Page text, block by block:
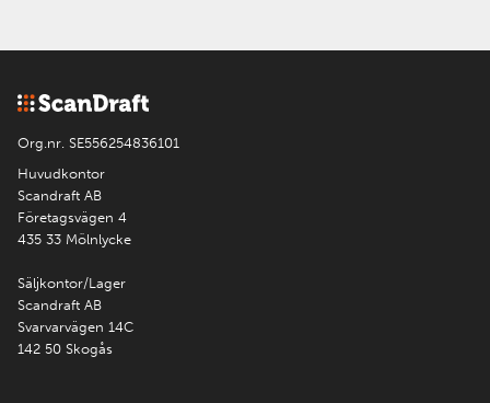
Org.nr. SE556254836101
Huvudkontor
Scandraft AB
Företagsvägen 4
435 33 Mölnlycke
Säljkontor/Lager
Scandraft AB
Svarvarvägen 14C
142 50 Skogås